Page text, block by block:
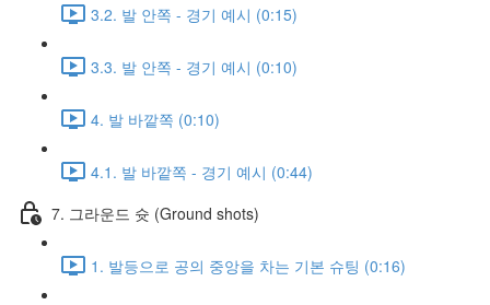
3.2. 발 안쪽 - 경기 예시 (0:15)
3.3. 발 안쪽 - 경기 예시 (0:10)
4. 발 바깥쪽 (0:10)
4.1. 발 바깥쪽 - 경기 예시 (0:44)
7. 그라운드 슛 (Ground shots)
1. 발등으로 공의 중앙을 차는 기본 슈팅 (0:16)